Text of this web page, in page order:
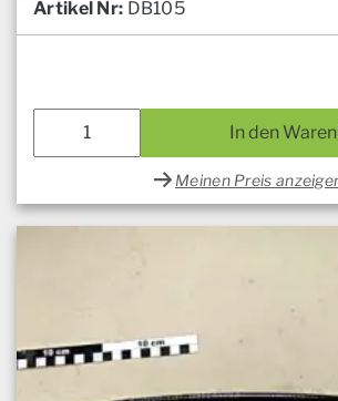
Artikel Nr: DB105
In den
Meinen Preis